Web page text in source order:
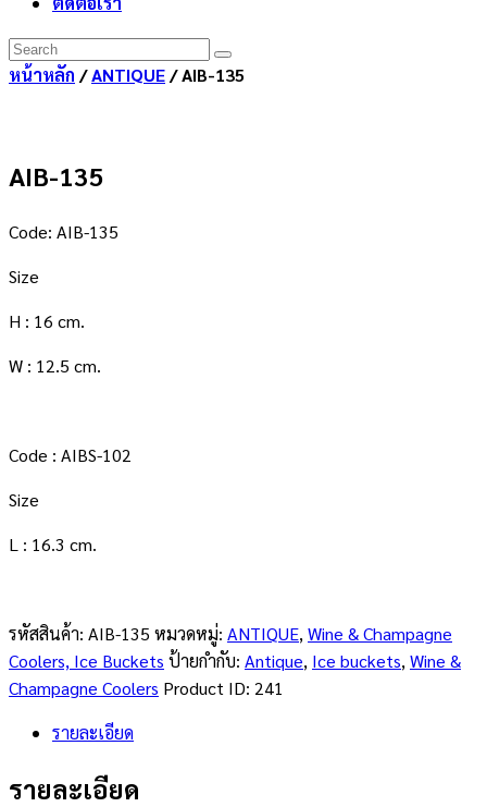
หน้าหลัก /ANTIQUE/ AIB-135
AIB-135
Code: AIB-135
Size
H : 16 cm.
W : 12.5 cm.
Code : AIBS-102
Size
L : 16.3 cm.
รหัสสินค้า: AIB-135 หมวดหมู่: ANTIQUE, Wine & Champagne
Coolers, Ice Buckets ป้ายกำกับ: Antique, Ice buckets, Wine &
Champagne Coolers Product ID: 241
รายละเอียด
รายละเอียด